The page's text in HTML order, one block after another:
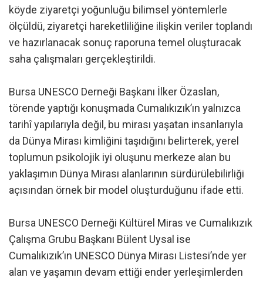
köyde ziyaretçi yoğunluğu bilimsel yöntemlerle
ölçüldü, ziyaretçi hareketliliğine ilişkin veriler toplandı
ve hazırlanacak sonuç raporuna temel oluşturacak
saha çalışmaları gerçekleştirildi.
Bursa UNESCO Derneği Başkanı İlker Özaslan,
törende yaptığı konuşmada Cumalıkızık’ın yalnızca
tarihî yapılarıyla değil, bu mirası yaşatan insanlarıyla
da Dünya Mirası kimliğini taşıdığını belirterek, yerel
toplumun psikolojik iyi oluşunu merkeze alan bu
yaklaşımın Dünya Mirası alanlarının sürdürülebilirliği
açısından örnek bir model oluşturduğunu ifade etti.
Bursa UNESCO Derneği Kültürel Miras ve Cumalıkızık
Çalışma Grubu Başkanı Bülent Uysal ise
Cumalıkızık’ın UNESCO Dünya Mirası Listesi’nde yer
alan ve yaşamın devam ettiği ender yerleşimlerden